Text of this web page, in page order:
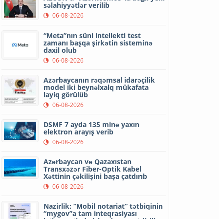
səlahiyyətlər verilib
06-08-2026
“Meta”nın süni intellekti test
zamanı başqa şirkətin sisteminə
daxil olub
06-08-2026
Azərbaycanın rəqəmsal idarəçilik
model iki beynəlxalq mükafata
layiq görülüb
06-08-2026
DSMF 7 ayda 135 minə yaxın
elektron arayış verib
06-08-2026
Azərbaycan və Qazaxıstan
Transxəzər Fiber-Optik Kabel
Xəttinin çəkilişini başa çatdırıb
06-08-2026
Nazirlik: “Mobil notariat” tətbiqinin
“mygov”a tam inteqrasiyası